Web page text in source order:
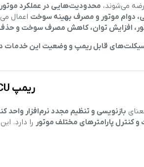
می‌شوند، محدودیت‌هایی در عملکرد
دوام موتور و مصرف بهینه سوخت اعمال
افزایش توان، کاهش مصرف سوخت و
ریمپ ECU موتورسیکلت چیست؟
بازنویسی و تنظیم مجدد نرم‌افزار واحد
و کنترل پارامترهای مختلف موتور را دارد.